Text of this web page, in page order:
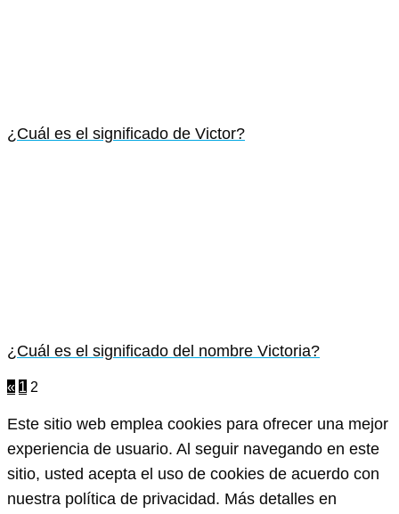
¿Cuál es el significado de Victor?
¿Cuál es el significado del nombre Victoria?
« 1 2
Este sitio web emplea cookies para ofrecer una mejor
experiencia de usuario. Al seguir navegando en este
sitio, usted acepta el uso de cookies de acuerdo con
nuestra política de privacidad. Más detalles en